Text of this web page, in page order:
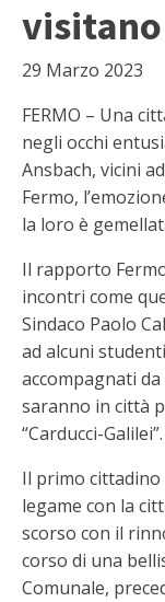
29 Marzo 2023
FERMO – Una
negli occhi
Ansbach, vicini
Fermo,
la loro è
Il rapporto
incontri come
Sindaco Paolo
ad alcuni
accompagnati
saranno in città
“Carducci-Galilei”.
Il primo cittadino
legame con la
scorso con il
corso di una
Comunale,